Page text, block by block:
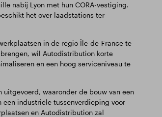
nabij Lyon met hun CORA-vestiging.
het over laadstations ter
in de regio Île-de-France te
wil Autodistribution korte
en een hoog serviceniveau te
waaronder de bouw van een
industriële tussenverdieping voor
en Autodistribution zal